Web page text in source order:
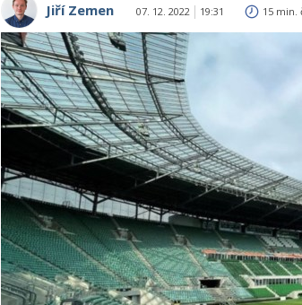
Jiří Zemen 07. 12. 2022 19:31 15 min.